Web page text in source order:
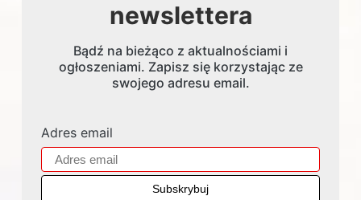
newslettera
Bądź na bieżąco z aktualnościami i
ogłoszeniami. Zapisz się korzystając ze
swojego adresu email.
Adres email